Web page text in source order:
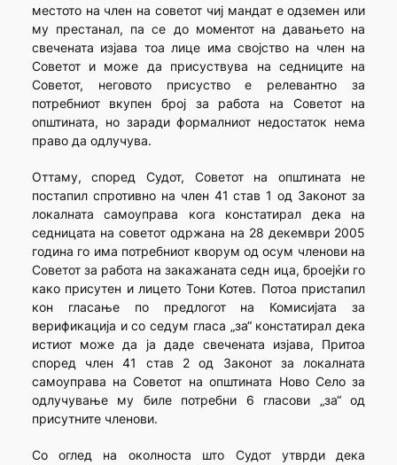
местото на член на советот чиј мандат е одземен или
му престанал, па се до моментот на давањето на
свечената изјава тоа лице има својство на член на
Советот и може да присуствува на седниците на
Советот, неговото присуство е релевантно за
потребниот вкупен број за работа на Советот на
општината, но заради формалниот недостаток нема
право да одлучува.
Оттаму, според Судот, Советот на општината не
постапил спротивно на член 41 став 1 од Законот за
локалната самоуправа кога констатирал дека на
седницата на советот одржана на 28 декември 2005
година го има потребниот кворум од осум членови на
Советот за работа на закажаната седн ица, броејќи го
како присутен и лицето Тони Котев. Потоа пристапил
кон гласање по предлогот на Комисијата за
верификација и со седум гласа „за“ констатирал дека
истиот може да ја даде свечената изјава, Притоа
според член 41 став 2 од Законот за локалната
самоуправа на Советот на општината Ново Село за
одлучување му биле потребни 6 гласови „за“ од
присутните членови.
Со оглед на околноста што Судот утврди дека